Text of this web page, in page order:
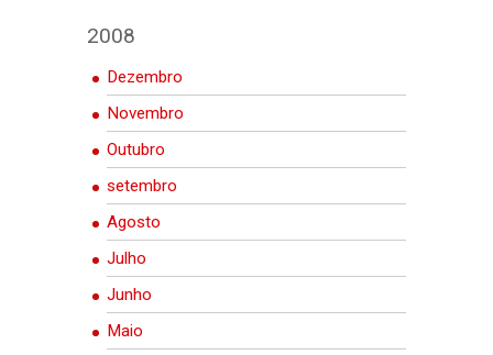
2008
Dezembro
Novembro
Outubro
setembro
Agosto
Julho
Junho
Maio